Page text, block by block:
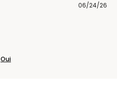
06/24/26
Oui